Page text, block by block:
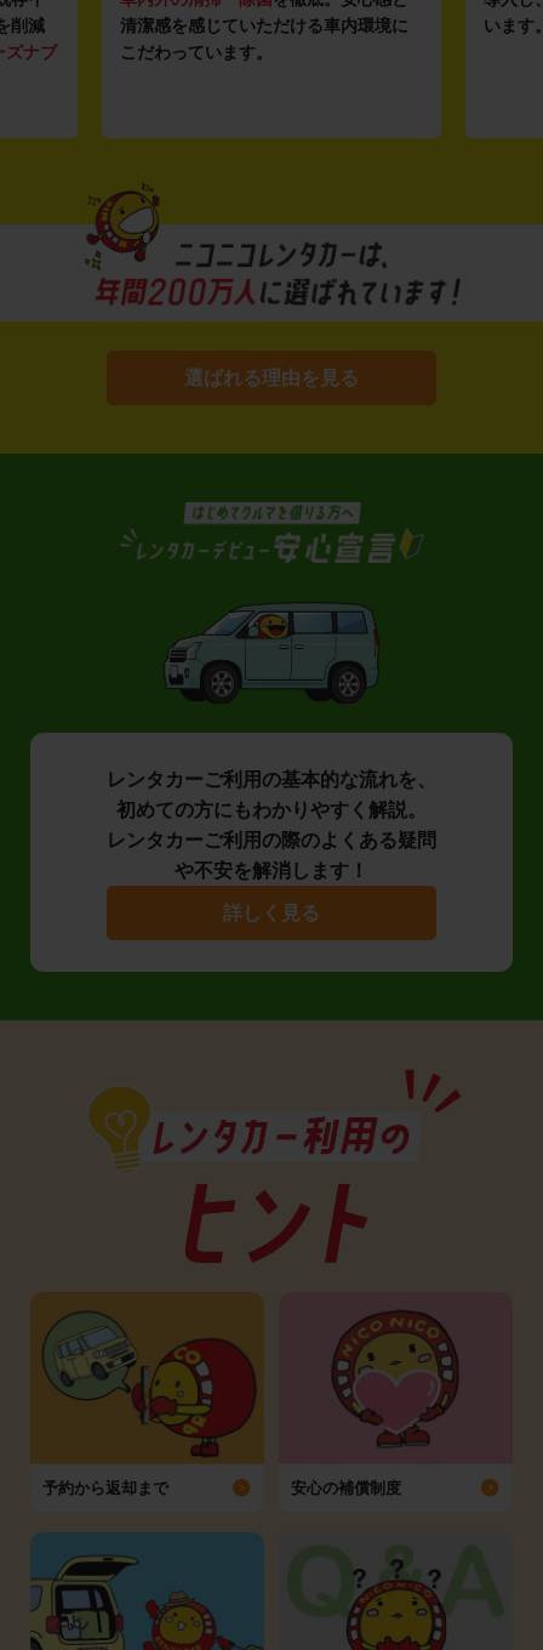
削減
ズナブ
清潔感を感じていただける車内環境に
こだわっています。
います
選ばれる理由を見る
レンタカーご利用の基本的な流れを、
初めての方にもわかりやすく解説。
レンタカーご利用の際のよくある疑問
や不安を解消します！
詳しく見る
予約から返却まで 安心の補償制度